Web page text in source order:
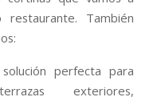
También
perfecta para
exteriores,